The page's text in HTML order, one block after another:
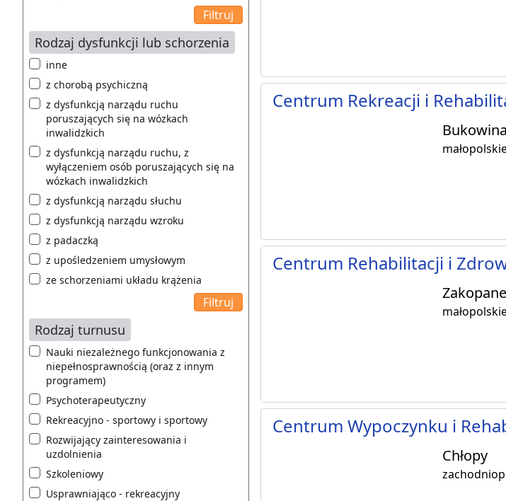
Rodzaj dysfunkcji lub schorzenia
inne
z chorobą psychiczną
z dysfunkcją narządu ruchu
poruszających się na wózkach
inwalidzkich
z dysfunkcją narządu ruchu, z
wyłączeniem osób poruszających się na
wózkach inwalidzkich
z dysfunkcją narządu słuchu
z dysfunkcją narządu wzroku
z padaczką
z upośledzeniem umysłowym
ze schorzeniami układu krążenia
Rodzaj turnusu
Nauki niezależnego funkcjonowania z
niepełnosprawnością (oraz z innym
programem)
Psychoterapeutyczny
Rekreacyjno - sportowy i sportowy
Rozwijający zainteresowania i
uzdolnienia
Szkoleniowy
Usprawniająco - rekreacyjny
Centrum Rekreacji i
Centrum Rehabilitacji i
Zakopane
Centrum Wypoczynku i
Chłopy